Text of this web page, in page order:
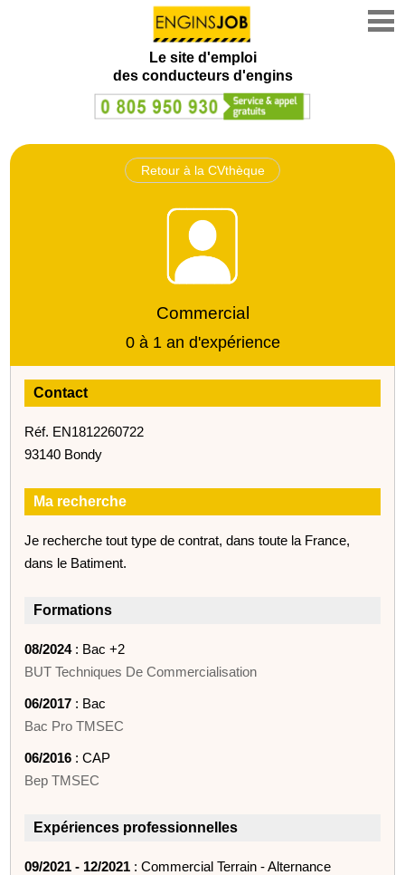
Le site d'emploi
des conducteurs d'engins
Retour à la CVthèque
Commercial
0 à 1 an d'expérience
Contact
Réf. EN1812260722
93140 Bondy
Ma recherche
Je recherche tout type de contrat, dans toute la France,
dans le Batiment.
Formations
08/2024: Bac +2
BUT Techniques De Commercialisation
06/2017 : Bac
Bac Pro TMSEC
06/2016 : CAP
Bep TMSEC
Expériences professionnelles
09/2021 - 12/2021 : Commercial Terrain - Alternance